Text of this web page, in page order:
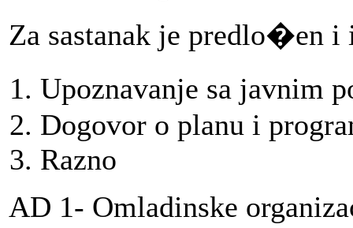
Za sastanak je predlo�en
Upoznavanje sa javnim
Dogovor o planu i
Razno
AD 1- Omladinske